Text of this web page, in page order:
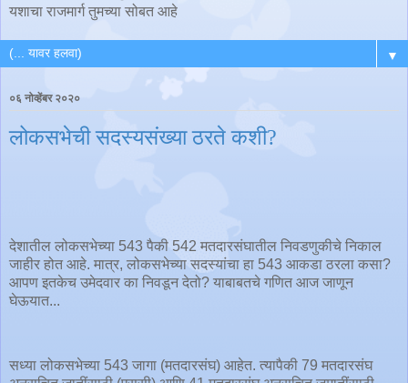
यशाचा राजमार्ग तुमच्या सोबत आहे
▼
०६ नोव्हेंबर २०२०
लोकसभेची सदस्यसंख्या ठरते कशी?
देशातील लोकसभेच्या 543 पैकी 542 मतदारसंघातील निवडणुकीचे निकाल
जाहीर होत आहे. मात्र, लोकसभेच्या सदस्यांचा हा 543 आकडा ठरला कसा?
आपण इतकेच उमेदवार का निवडून देतो? याबाबतचे गणित आज जाणून
घेऊयात...
सध्या लोकसभेच्या 543 जागा (मतदारसंघ) आहेत. त्यापैकी 79 मतदारसंघ